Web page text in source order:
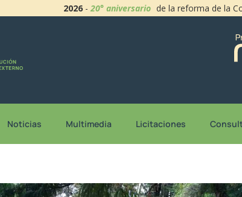
2026 -20° aniversario de la reforma de la
Noticias Multimedia Licitaciones